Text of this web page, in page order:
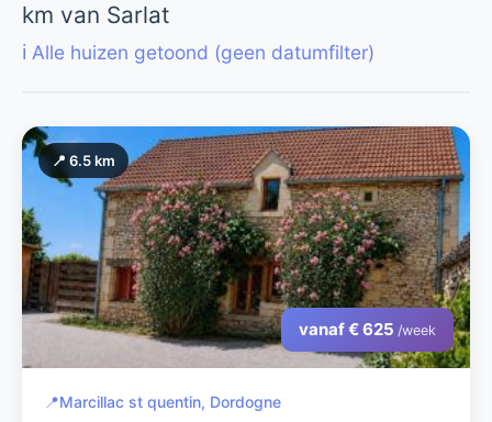
km van Sarlat
ℹ️ Alle huizen getoond (geen datumfilter)
📍 6.5 km
vanaf € 625 /week
📍Marcillac st quentin, Dordogne